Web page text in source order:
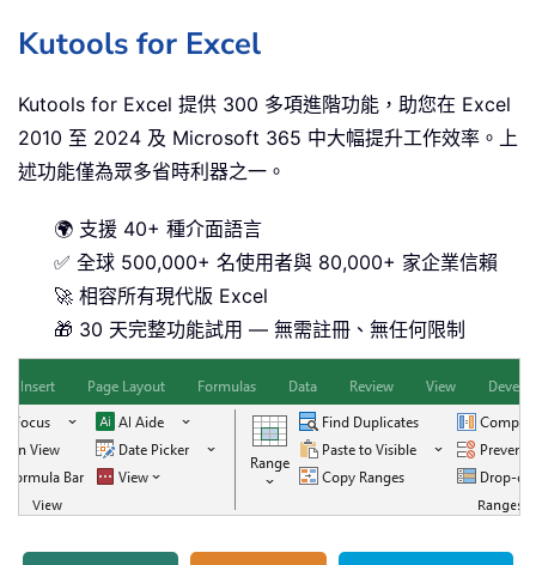
Kutools for Excel
Kutools for Excel 提供 300 多項進階功能，助您在 Excel
2010 至 2024 及 Microsoft 365 中大幅提升工作效率。上
述功能僅為眾多省時利器之一。
🌍 支援 40+ 種介面語言
✅ 全球 500,000+ 名使用者與 80,000+ 家企業信賴
🚀 相容所有現代版 Excel
🎁 30 天完整功能試用 — 無需註冊、無任何限制